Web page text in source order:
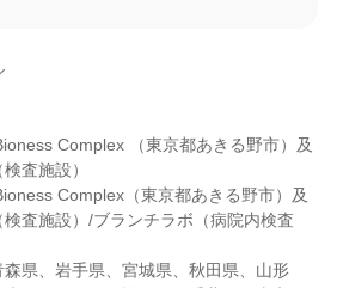
Complex （東京都あきる野市）及
査施設）
Complex（東京都あきる野市）及
査施設）/ブランチラボ（病院内検査
県、岩手県、宮城県、秋田県、山形